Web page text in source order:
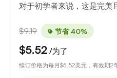
对于初学者来说，这是完美
$9.19 节省 40%
$5.52 /为了
续订价格为每月$5.52美元，有效期2